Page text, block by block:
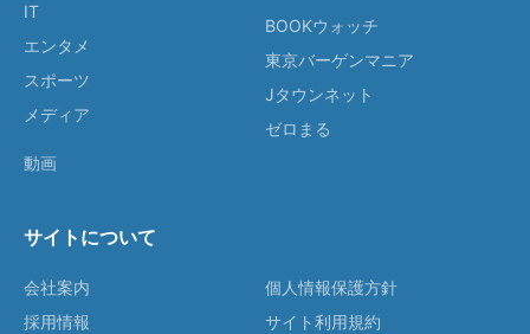
IT
エンタメ
スポーツ
メディア
動画
BOOKウォッチ
東京バーゲンマニア
Jタウンネット
ゼロまる
サイトについて
会社案内
採用情報
個人情報保護方針
サイト利用規約